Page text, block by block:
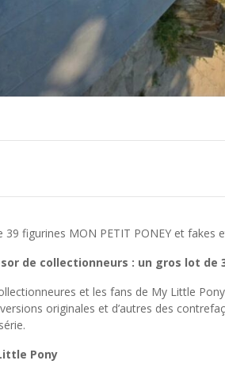
39 figurines MON PETIT PONEY et fakes
de collectionneurs : un gros lot
et les fans de My Little
originales et d’autres des
Pony